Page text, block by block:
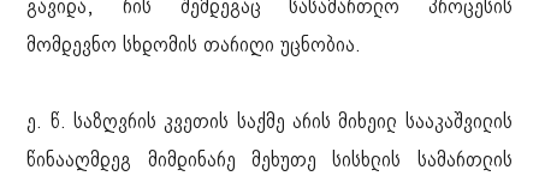
გავიდა, რის შემდეგაც სასამართლო პროცესის
მომდევნო სხდომის თარიღი უცნობია.
ე. წ. საზღვრის კვეთის საქმე არის მიხეილ სააკაშვილის
წინააღმდეგ მიმდინარე მეხუთე სისხლის სამართლის